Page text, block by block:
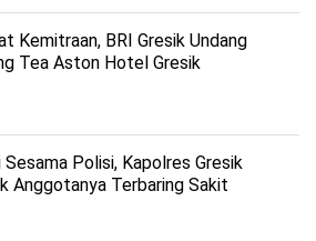
Kemitraan, BRI Gresik Undang
Tea Aston Hotel Gresik
Sesama Polisi, Kapolres Gresik
Anggotanya Terbaring Sakit